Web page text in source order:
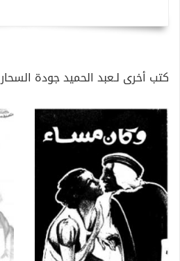
كتب أخرى لـعبد الحميد جودة السحار